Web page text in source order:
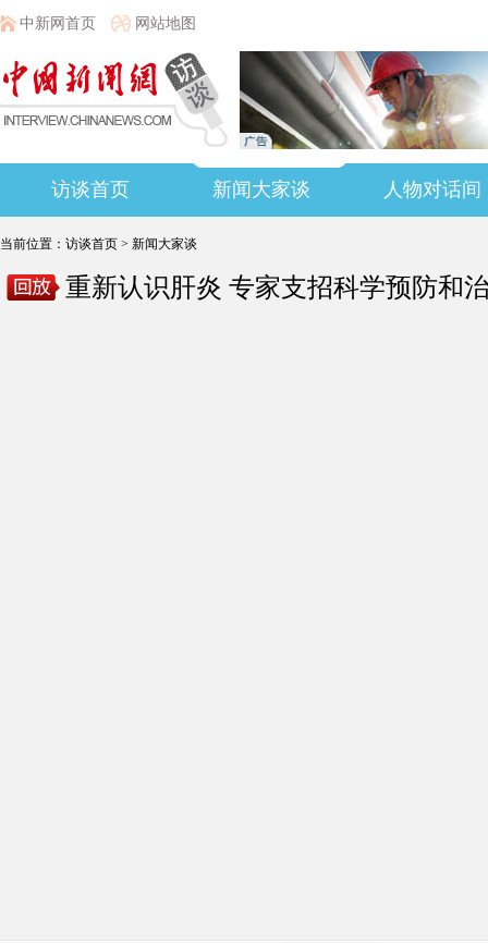
中新网首页 网站地图
访谈首页 新闻大家谈 人物对话间
当前位置： 访谈首页 > 新闻大家谈
重新认识肝炎 专家支招科学预防和